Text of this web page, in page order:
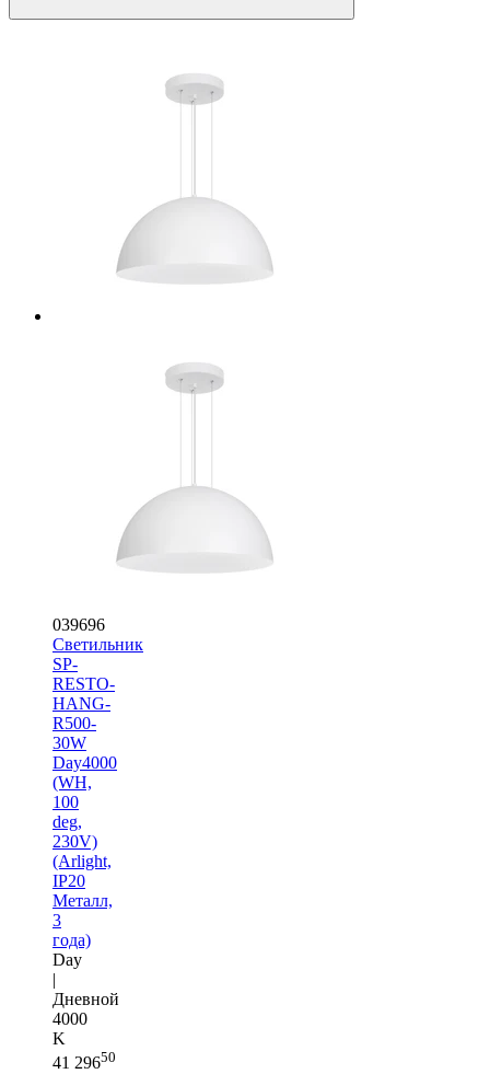
039696
Светильник
SP-
RESTO-
HANG-
R500-
30W
Day4000
(WH,
100
deg,
230V)
(Arlight,
IP20
Металл,
3
года)
Day
|
Дневной
4000
K
41 29650